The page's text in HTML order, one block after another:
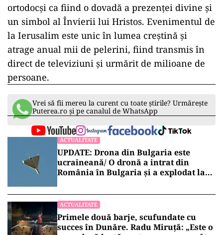
ortodocși ca fiind o dovadă a prezenței divine și
un simbol al Învierii lui Hristos. Evenimentul de
la Ierusalim este unic în lumea creștină și
atrage anual mii de pelerini, fiind transmis în
direct de televiziuni și urmărit de milioane de
persoane.
Vrei să fii mereu la curent cu toate știrile? Urmărește
Puterea.ro și pe canalul de WhatsApp
ACTUALITATE
UPDATE: Drona din Bulgaria este
ucraineană/ O dronă a intrat din
România în Bulgaria şi a explodat la
ACTUALITATE
Primele două barje, scufundate cu
succes în Dunăre. Radu Miruță: „Este o